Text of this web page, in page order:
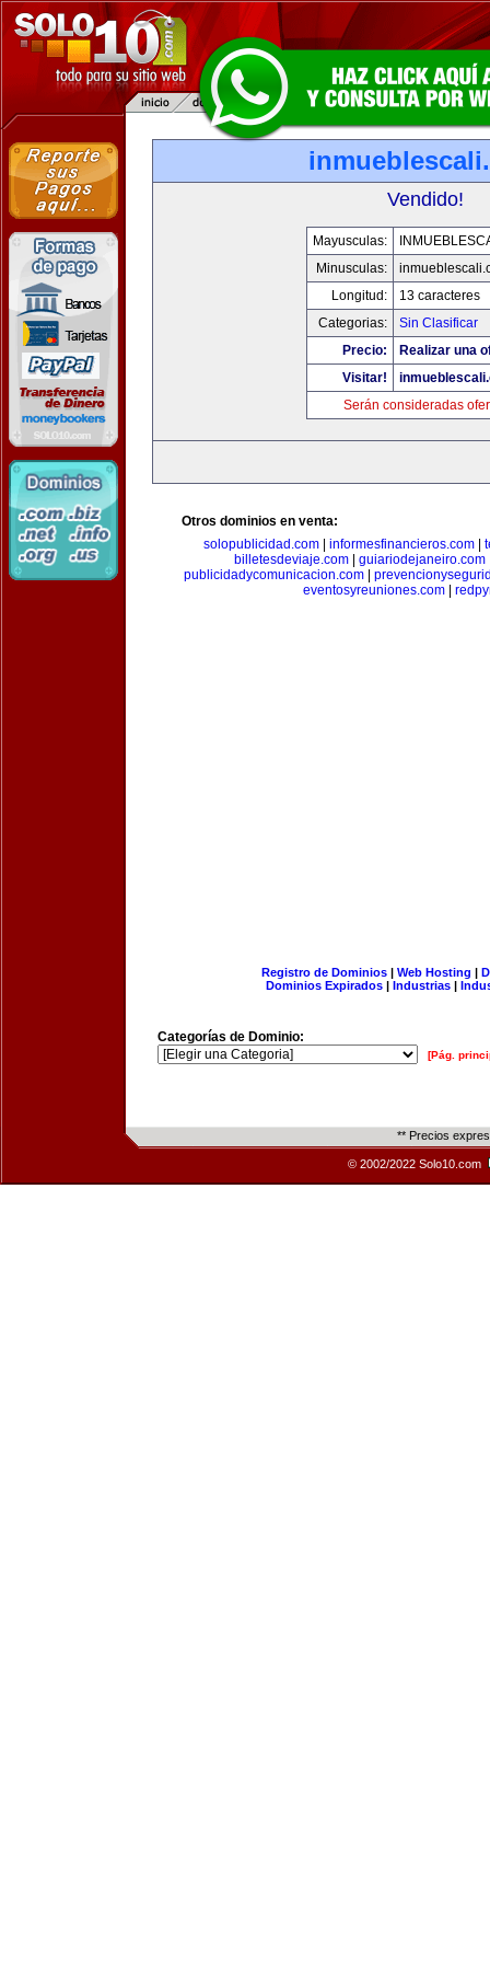
Vendido!
Mayusculas:
Minusculas:
Longitud:
13 caracteres
Categorias:
Sin Clasificar
Precio:
Realizar una
Visitar!
Serán consideradas
Otros dominios en venta:
solopublicidad.com| informesfinancieros.com|
billetesdeviaje.com| guiariodejaneiro.com
publicidadycomunicacion.com|
eventosyreuniones.com|
Registro de Dominios| Web Hosting |
Dominios Expirados | Industrias |
Categorías de Dominio:
[Pág.
** Precios
© 2002/2022 Solo10.com